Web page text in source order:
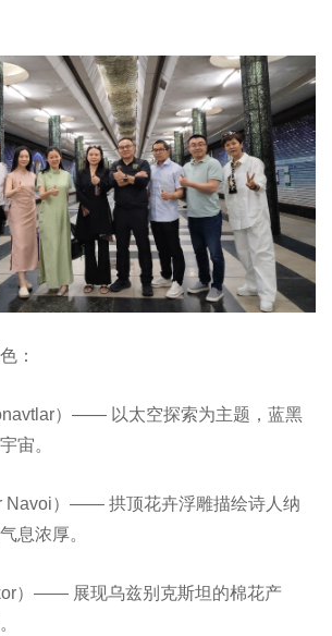
：
）—— 以太空探索为主题，蓝黑
宙。
Navoi）—— 拱顶花卉浮雕描绘诗人纳
息浓厚。
）—— 展现乌兹别克斯坦的棉花产